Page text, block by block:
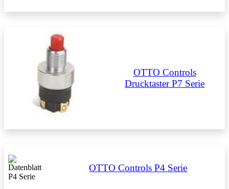
OTTO Controls
Drucktaster P7 Serie
OTTO Controls P4 Serie